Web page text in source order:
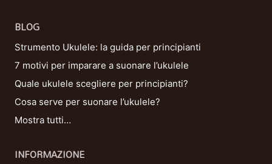
BLOG
Strumento Ukulele: la guida per principianti
7 motivi per imparare a suonare l’ukulele
Quale ukulele scegliere per principianti?
Cosa serve per suonare l’ukulele?
Mostra tutti…
INFORMAZIONE